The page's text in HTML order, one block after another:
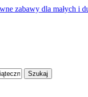
Szukaj